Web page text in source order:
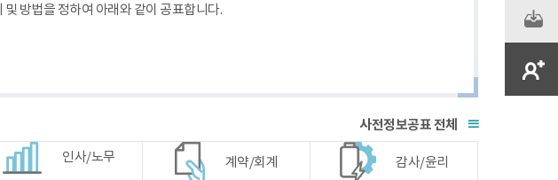
방법을 정하여 아래와 같이 공표합니다.
전체
인사/노무 계약/회계 감사/윤리